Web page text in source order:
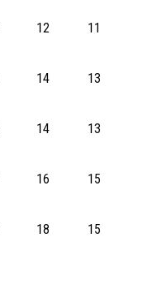
12 11
14 13
14 13
16 15
18 15